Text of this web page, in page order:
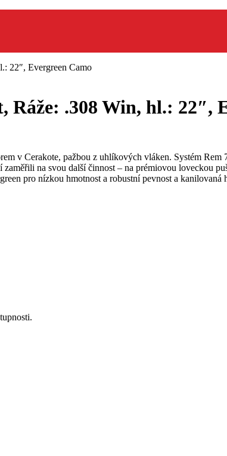
22″, Evergreen Camo
.308 Win, hl.: 22″,
v Cerakote, pažbou z uhlíkových vláken. Systém
na svou další činnost – na prémiovou
pro nízkou hmotnost a robustní pevnost a kanilovaná